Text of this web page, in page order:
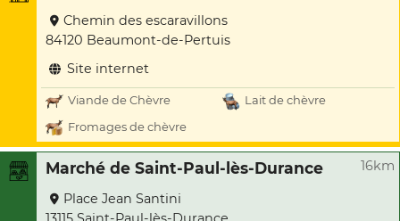
Chemin des escaravillons
84120 Beaumont-de-Pertuis
Site internet
Viande de Chèvre
Lait de chèvre
Fromages de chèvre
Marché de Saint-Paul-lès-Durance 16km
Place Jean Santini